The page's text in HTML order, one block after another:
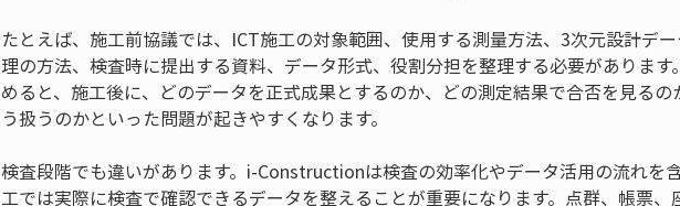
たとえば、施工前協議では、ICT施工の対象範囲、使用する測量方法、3次元設計デ
理の方法、検査時に提出する資料、データ形式、役割分担を整理する必要がありま
めると、施工後に、どのデータを正式成果とするのか、どの測定結果で合否を見る
う扱うのかといった問題が起きやすくなります。
検査段階でも違いがあります。i-Constructionは検査の効率化やデータ活用の流れを
工では実際に検査で確認できるデータを整えることが重要になります。点群、帳票